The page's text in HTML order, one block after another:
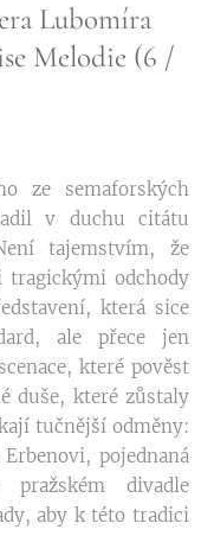
Lubomíra
Melodie (6 /
ze semaforských
v duchu citátu
tajemstvím, že
tragickými odchody
která sice
ale přece jen
které pověst
duše, které zůstaly
tučnější odměny:
pojednaná
divadle
aby k této tradici